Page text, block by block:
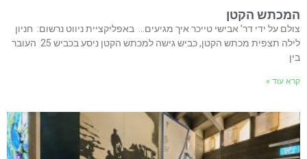
המכתש הקטן
צולם על ידי דר’ אבישי טייכר איך מגיעים… באפליקציית ניווט נרשום: חניון
לילה תצפית מכתש הקטן, כביש גישה למכתש הקטן ניסע בכביש 25 העובר
בין
קרא עוד »